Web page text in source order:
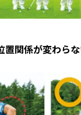
置関係が変わら